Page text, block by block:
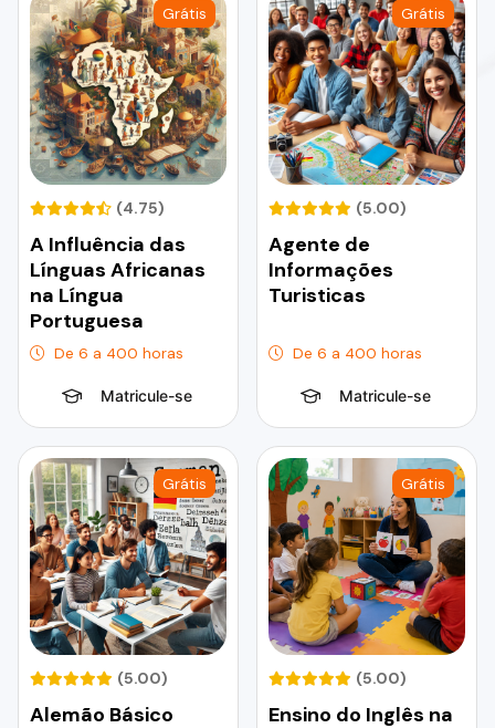
Grátis
(4.75)
A Influência das
Línguas Africanas
na Língua
Portuguesa
De 6 a 400 horas
Matricule-se
Grátis
(5.00)
Agente de
Informações
Turisticas
De 6 a 400 horas
Matricule-se
Grátis
(5.00)
Alemão Básico
Grátis
(5.00)
Ensino do Inglês na